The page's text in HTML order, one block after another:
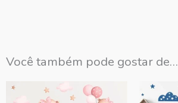
Você também pode gostar de…